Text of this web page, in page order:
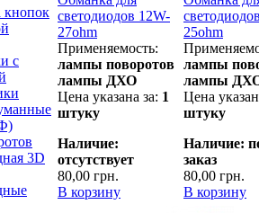
кнопок
с
3D
светодиодов 12W-
27ohm
Применяемость:
лампы поворотов
лампы ДХО
Цена указана за: 1
штуку
Наличие:
отсутствует
80,00 грн.
В корзину
25ohm
лампы
лампы
Цена
штуку
Наличие:
заказ
80,00 грн.
В корзину